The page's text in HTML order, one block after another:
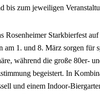
bis zum jeweiligen
Rosenheimer Starkbierfest
am 1. und 8. März sorgen für
während die große 80er-
begeistert. In
und einem Indoor-